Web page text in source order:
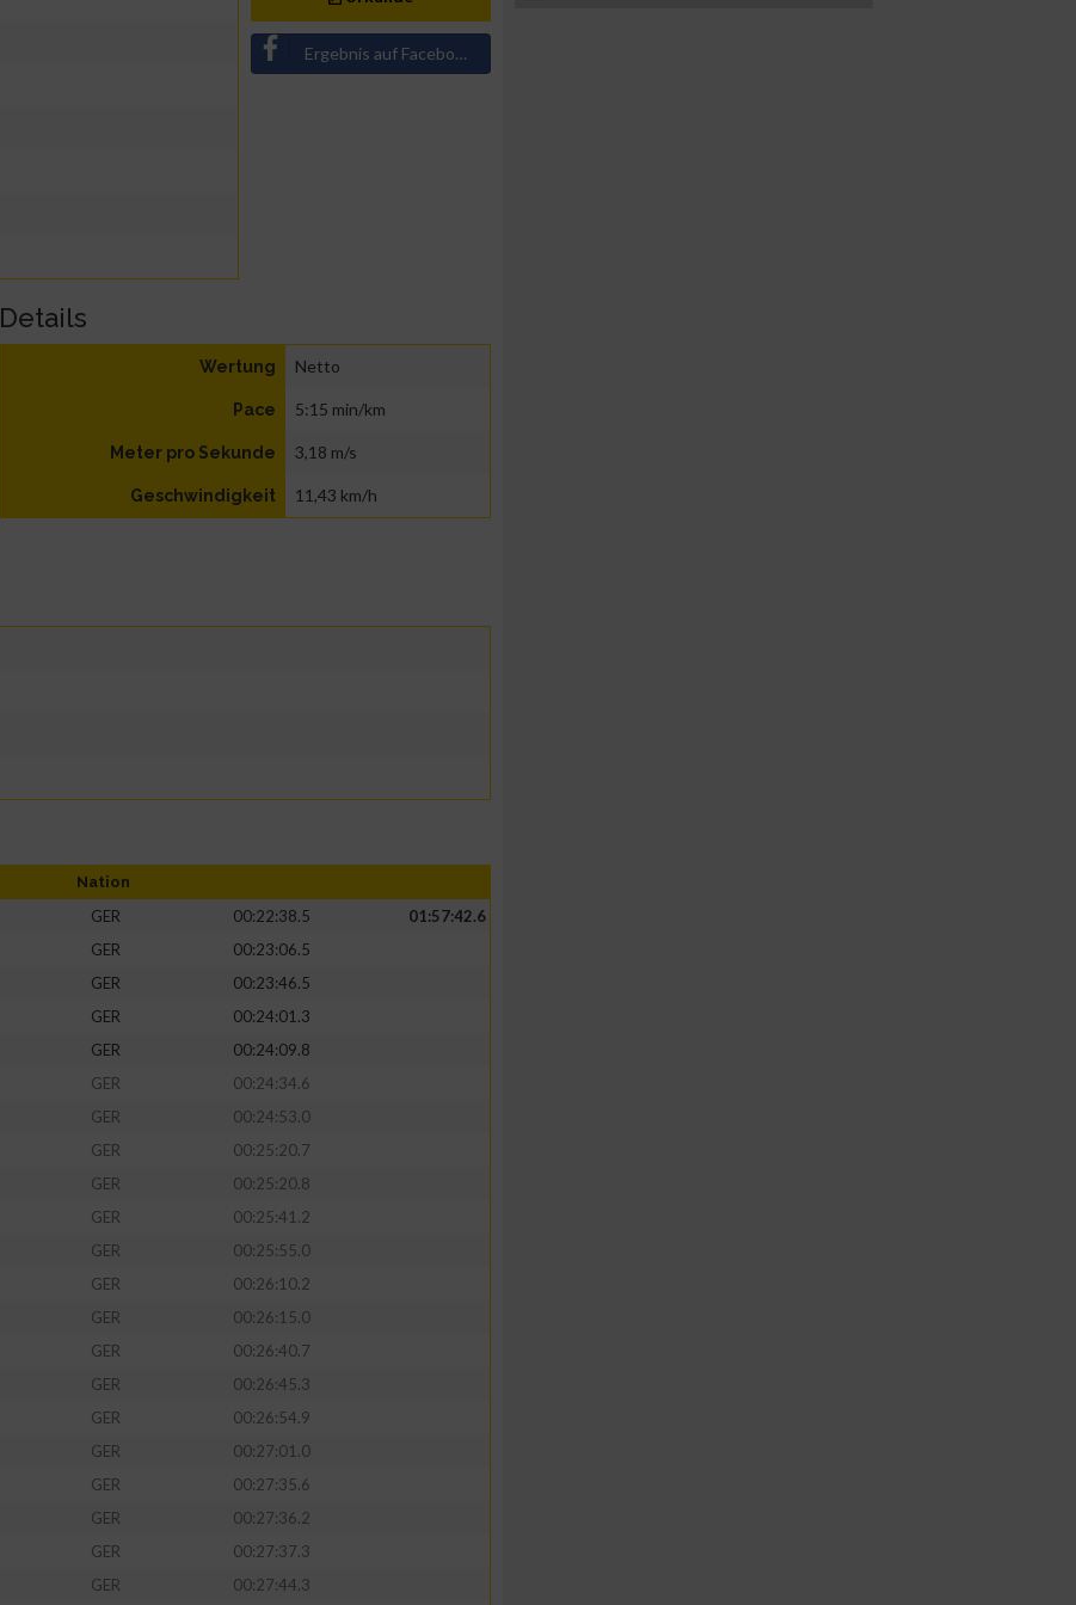
Ergebnis auf Facebook teilen
Details
Wertung Netto
Pace 5:15 min/km
Meter pro Sekunde 3,18 m/s
Geschwindigkeit 11,43 km/h
Nation
GER 00:22:38.5
01:57:42.6
GER
00:23:06.5
GER
00:23:46.5
GER
00:24:01.3
GER
00:24:09.8
GER
00:24:34.6
GER
00:24:53.0
GER
00:25:20.7
GER
00:25:20.8
GER
00:25:41.2
GER
00:25:55.0
GER
00:26:10.2
GER
00:26:15.0
GER
00:26:40.7
GER
00:26:45.3
GER
00:26:54.9
GER
00:27:01.0
GER
00:27:35.6
GER
00:27:36.2
GER
00:27:37.3
GER
00:27:44.3